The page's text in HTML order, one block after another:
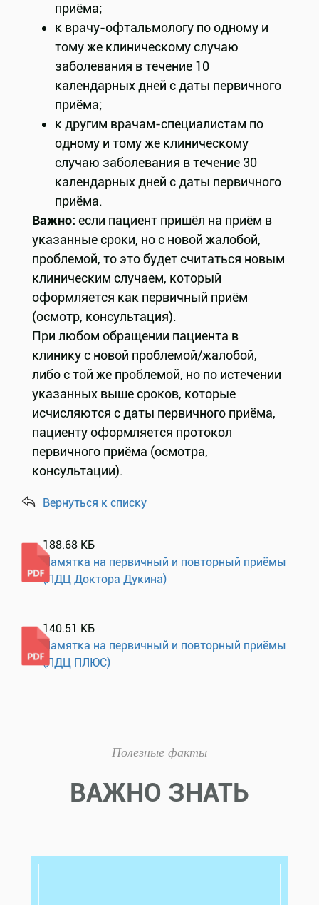
приёма;
к врачу-офтальмологу по одному и
тому же клиническому случаю
заболевания в течение 10
календарных дней с даты первичного
приёма;
к другим врачам-специалистам по
одному и тому же клиническому
случаю заболевания в течение 30
календарных дней с даты первичного
приёма.
Важно: если пациент пришёл на приём в
указанные сроки, но с новой жалобой,
проблемой, то это будет считаться новым
клиническим случаем, который
оформляется как первичный приём
(осмотр, консультация).
При любом обращении пациента в
клинику с новой проблемой/жалобой,
либо с той же проблемой, но по истечении
указанных выше сроков, которые
исчисляются с даты первичного приёма,
пациенту оформляется протокол
первичного приёма (осмотра,
консультации).
Вернуться к списку
188.68 КБ
Памятка на первичный и повторный приёмы
(ЛДЦ Доктора Дукина)
140.51 КБ
Памятка на первичный и повторный приёмы
(ЛДЦ ПЛЮС)
Полезные факты
ВАЖНО ЗНАТЬ